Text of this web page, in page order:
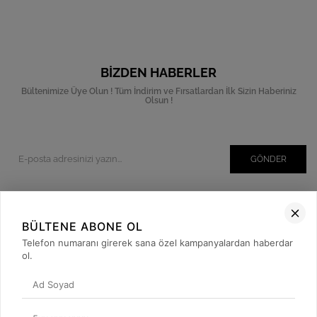
BIZDEN HABERLER
Bültenimize Üye Olun ! Tüm İndirim ve Fırsatlardan İlk Sizin Haberiniz
Olsun !
GÖNDER
Kurumsal
Müşteri İlişkileri
BÜLTENE ABONE OL
Telefon numaranı girerek sana özel kampanyalardan haberdar
ol.